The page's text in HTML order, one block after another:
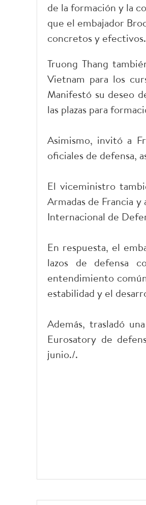
de la formación y la
que el embajador
concretos y efectivos.
Truong Thang
Vietnam para los
Manifestó su deseo
las plazas para
Asimismo, invitó a
oficiales de defensa,
El viceministro
Armadas de Francia
Internacional de
En respuesta, el
lazos de defensa
entendimiento
estabilidad y el
Además, trasladó
Eurosatory de
junio./.